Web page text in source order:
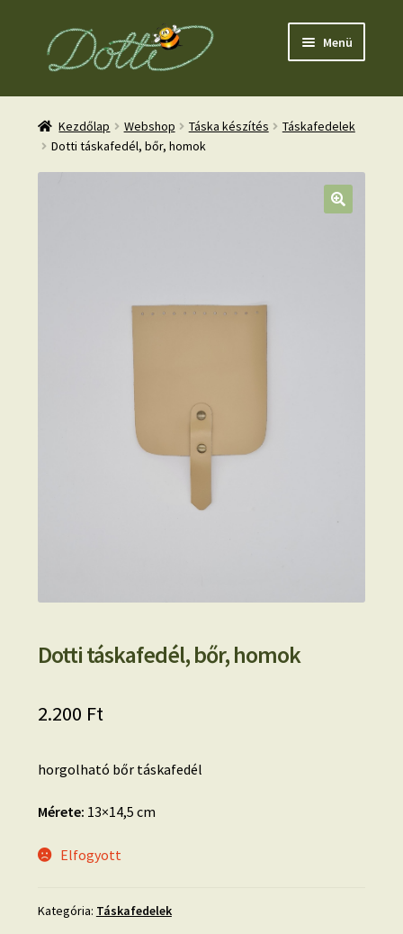
Ugrás
Kilépés
Menü
Kezdőlap Webshop Táska készítés
Táskafedelek
Dotti táskafedél, bőr, homok
Dotti táskafedél, bőr, homok
2.200 Ft
horgolható bőr táskafedél
Mérete: 13×14,5 cm
Elfogyott
Kategória: Táskafedelek